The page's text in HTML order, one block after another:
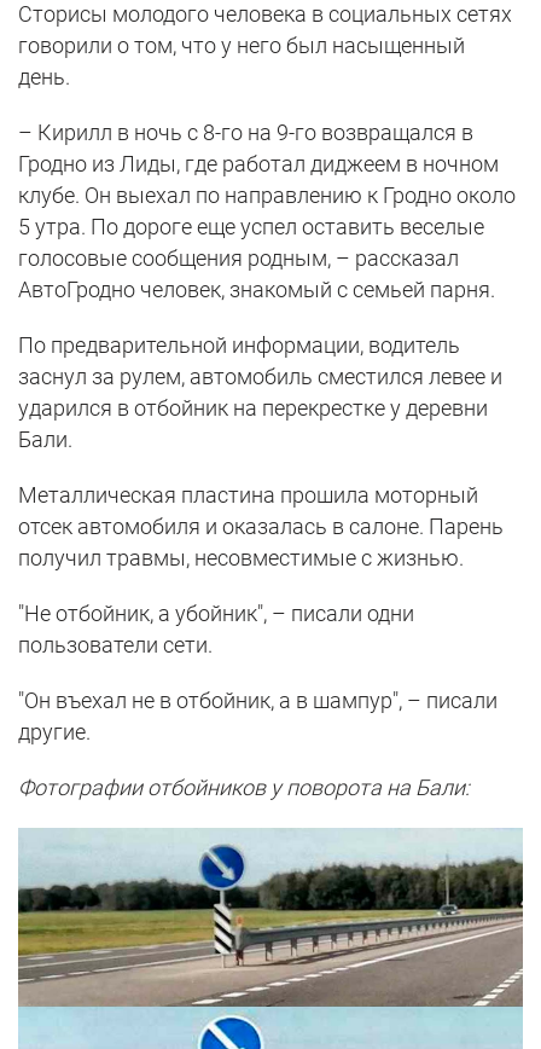
Сторисы молодого человека в социальных сетях
говорили о том, что у него был насыщенный
день.
– Кирилл в ночь с 8-го на 9-го возвращался в
Гродно из Лиды, где работал диджеем в ночном
клубе. Он выехал по направлению к Гродно около
5 утра. По дороге еще успел оставить веселые
голосовые сообщения родным, – рассказал
АвтоГродно человек, знакомый с семьей парня.
По предварительной информации, водитель
заснул за рулем, автомобиль сместился левее и
ударился в отбойник на перекрестке у деревни
Бали.
Металлическая пластина прошила моторный
отсек автомобиля и оказалась в салоне. Парень
получил травмы, несовместимые с жизнью.
"Не отбойник, а убойник", – писали одни
пользователи сети.
"Он въехал не в отбойник, а в шампур", – писали
другие.
Фотографии отбойников у поворота на Бали: